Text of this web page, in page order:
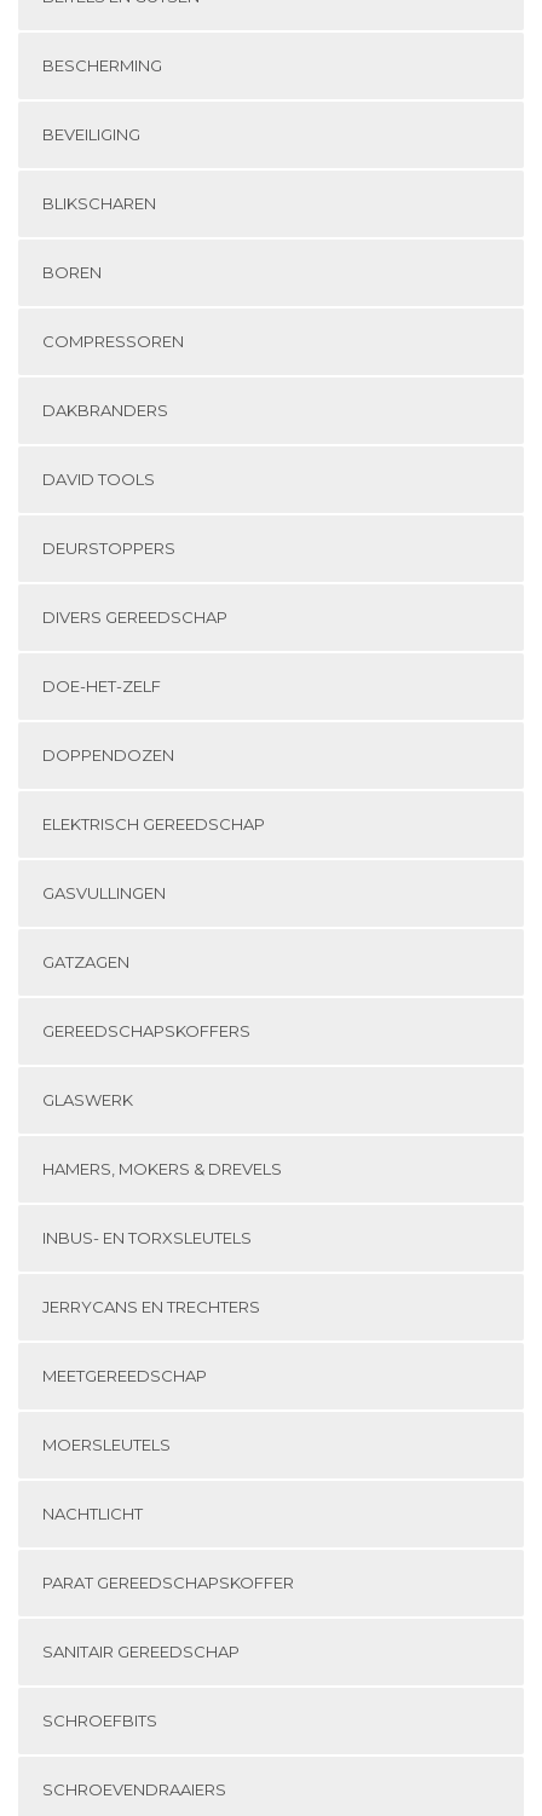
BESCHERMING
BEVEILIGING
BLIKSCHAREN
BOREN
COMPRESSOREN
DAKBRANDERS
DAVID TOOLS
DEURSTOPPERS
DIVERS GEREEDSCHAP
DOE-HET-ZELF
DOPPENDOZEN
ELEKTRISCH GEREEDSCHAP
GASVULLINGEN
GATZAGEN
GEREEDSCHAPSKOFFERS
GLASWERK
HAMERS, MOKERS & DREVELS
INBUS- EN TORXSLEUTELS
JERRYCANS EN TRECHTERS
MEETGEREEDSCHAP
MOERSLEUTELS
NACHTLICHT
PARAT GEREEDSCHAPSKOFFER
SANITAIR GEREEDSCHAP
SCHROEFBITS
SCHROEVENDRAAIERS